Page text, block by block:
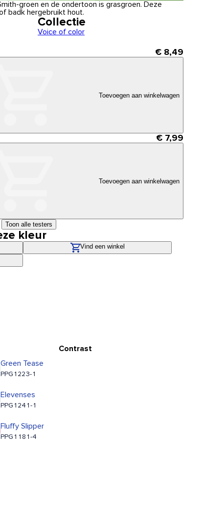
groen en de ondertoon is grasgroen. Deze
badk hergebruikt hout.
Collectie
Voice of color
€ 8,49
Toevoegen aan winkelwagen
€ 7,99
Toevoegen aan winkelwagen
Toon alle testers
kleur
Vind een winkel
Contrast
Green Tease
PPG1223-1
Elevenses
PPG1241-1
Fluffy Slipper
PPG1181-4